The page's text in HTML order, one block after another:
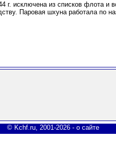
г. исключена из списков флота и
Паровая шхуна работала по
© Kchf.ru, 2001-2026 - о сайте